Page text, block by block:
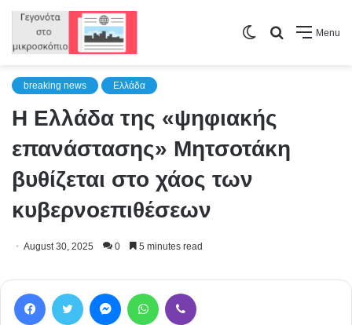
Menu
Search
Switch
breaking news Ελλάδα
Η Ελλάδα της «ψηφιακής
επανάστασης» Μητσοτάκη
βυθίζεται στο χάος των
κυβερνοεπιθέσεων
August 30, 2025 0 5 minutes read
Facebook Twitter MessengerWhatsApp